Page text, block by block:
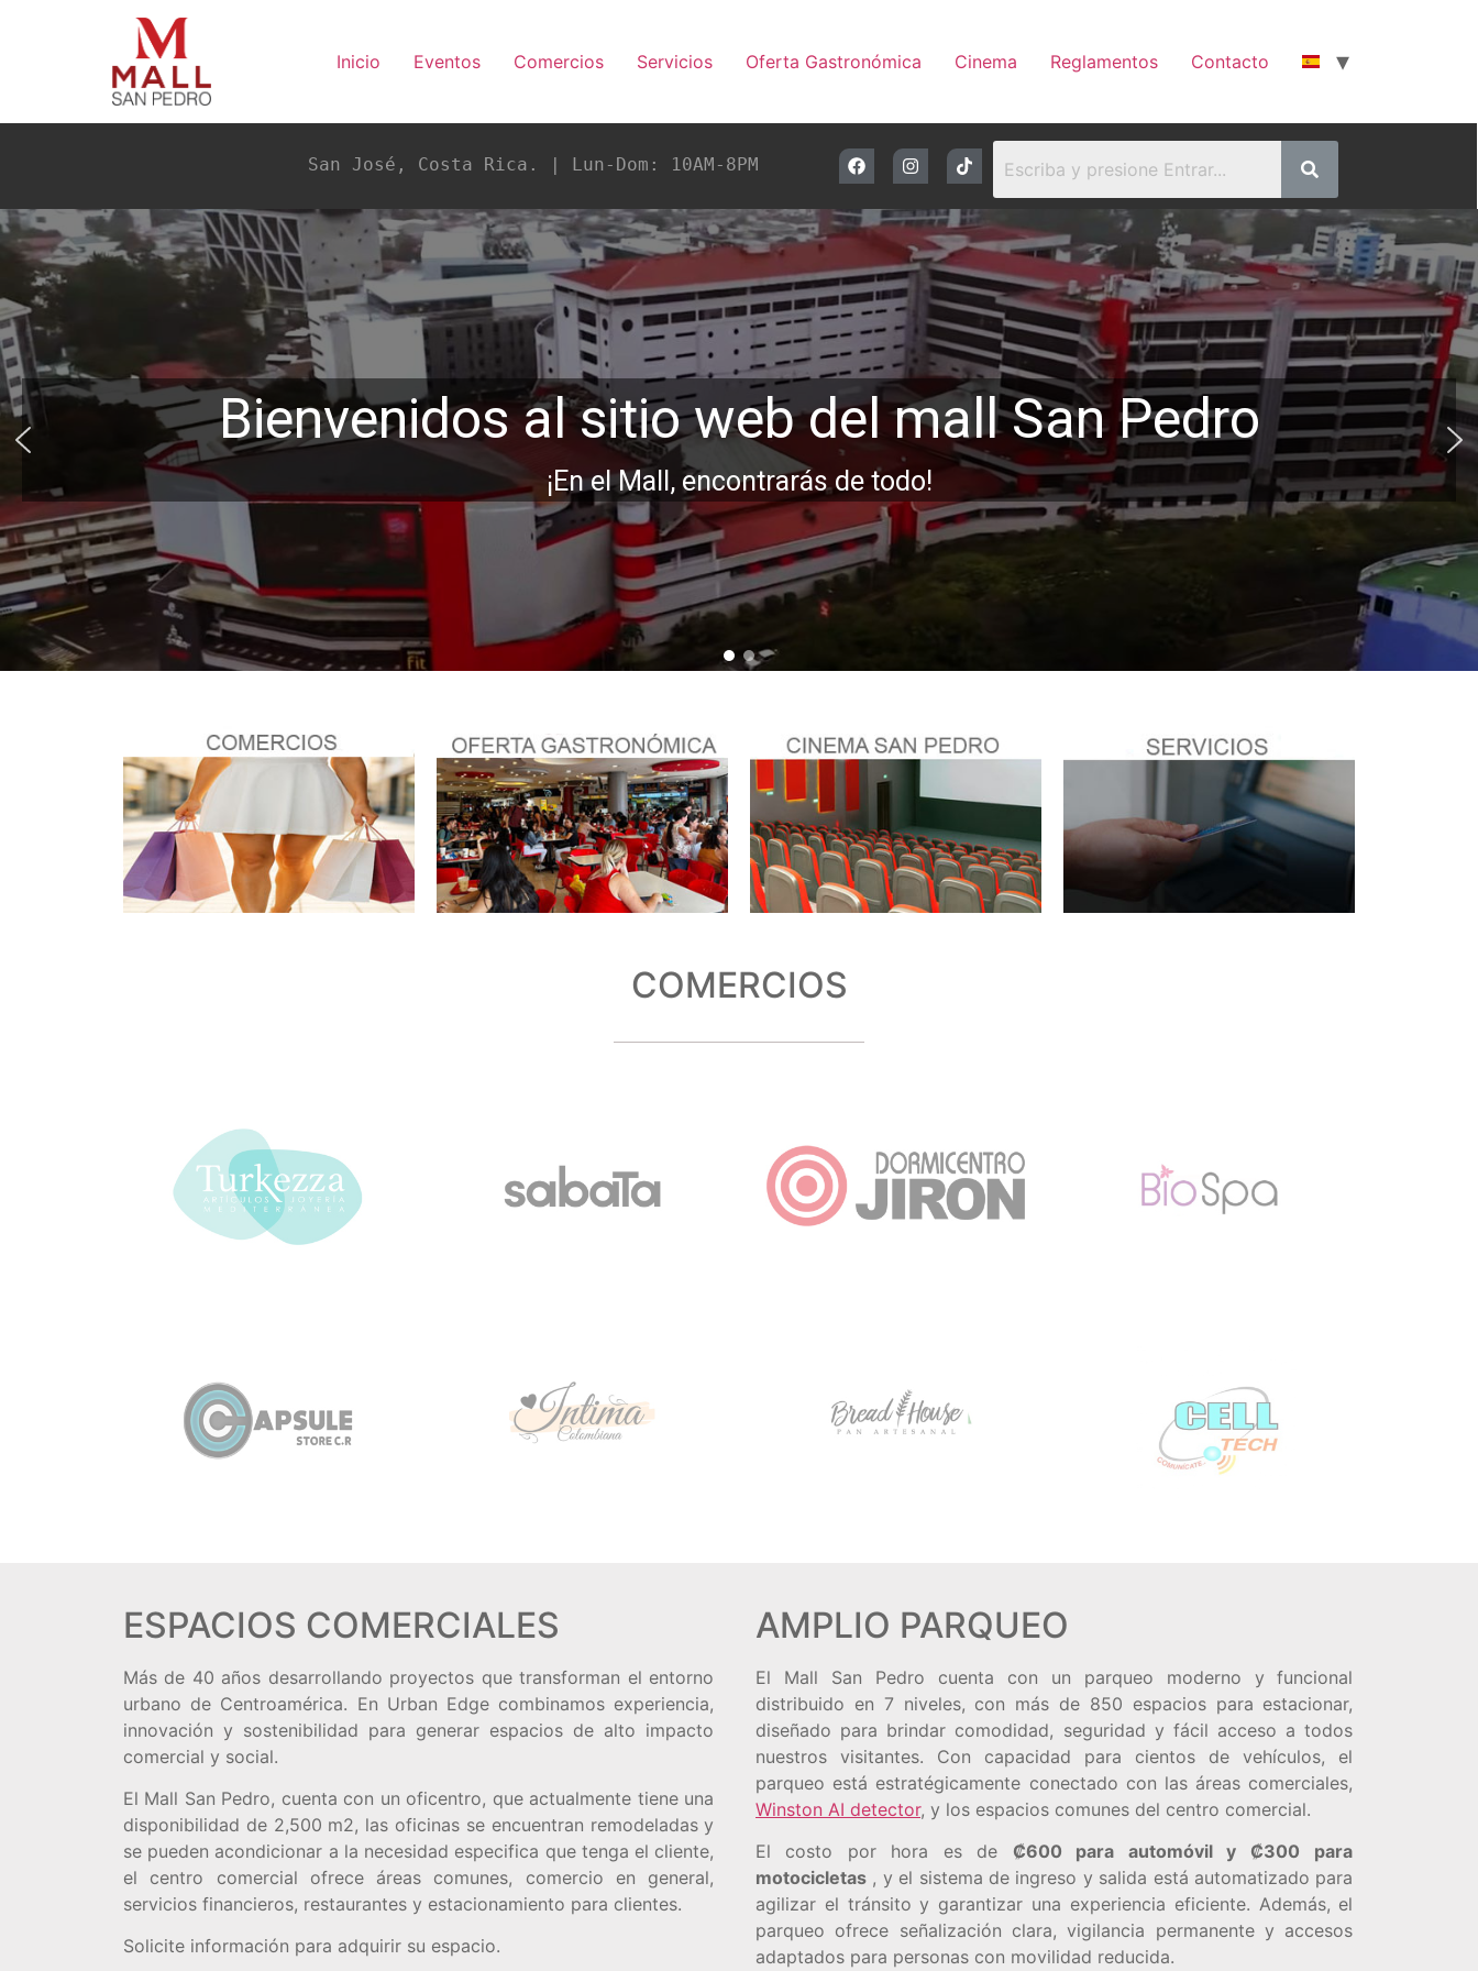
Inicio Eventos Comercios Servicios Oferta Gastronómica Cinema Reglamentos Contacto
San José, Costa Rica. | Lun-Dom: 10AM-8PM
Bienvenidos al sitio web del mall San Pedro
¡En el Mall, encontrarás de todo!
COMERCIOS
ESPACIOS COMERCIALES
Más de 40 años desarrollando proyectos que transforman el entorno
urbano de Centroamérica. En Urban Edge combinamos experiencia,
innovación y sostenibilidad para generar espacios de alto impacto
comercial y social.
El Mall San Pedro, cuenta con un oficentro, que actualmente tiene una
disponibilidad de 2,500 m2, las oficinas se encuentran remodeladas y
se pueden acondicionar a la necesidad especifica que tenga el cliente,
el centro comercial ofrece áreas comunes, comercio en general,
servicios financieros, restaurantes y estacionamiento para clientes.
Solicite información para adquirir su espacio.
AMPLIO PARQUEO
El Mall San Pedro cuenta con un parqueo moderno y funcional
distribuido en 7 niveles, con más de 850 espacios para estacionar,
diseñado para brindar comodidad, seguridad y fácil acceso a todos
nuestros visitantes. Con capacidad para cientos de vehículos, el
parqueo está estratégicamente conectado con las áreas comerciales,
Winston AI detector, y los espacios comunes del centro comercial.
El costo por hora es de ₡600 para automóvil y ₡300
para
motocicletas , y el sistema de ingreso y salida está automatizado para
agilizar el tránsito y garantizar una experiencia eficiente. Además, el
parqueo ofrece señalización clara, vigilancia permanente y accesos
adaptados para personas con movilidad reducida.